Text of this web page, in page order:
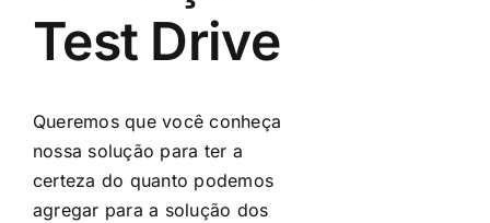
Test Drive
Queremos que você conheça
nossa solução para ter a
certeza do quanto podemos
agregar para a solução dos